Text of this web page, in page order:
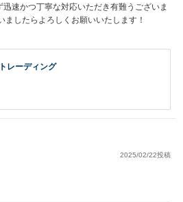
速かつ丁寧な対応いただき有難うございま
ましたらよろしくお願いいたします！
レーディング
2025/02/22投稿